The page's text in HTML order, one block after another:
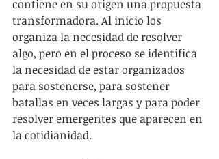
contiene en su origen una propuesta
transformadora. Al inicio los
organiza la necesidad de resolver
algo, pero en el proceso se identifica
la necesidad de estar organizados
para sostenerse, para sostener
batallas en veces largas y para poder
resolver emergentes que aparecen en
la cotidianidad.